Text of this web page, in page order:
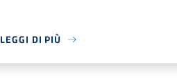
LEGGI DI PIÙ